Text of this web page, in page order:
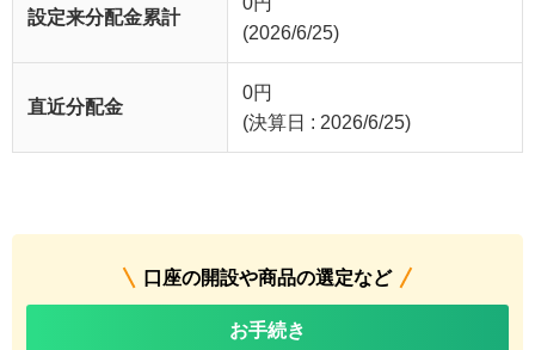
設定来分配金累計
(2026/6/25)
直近分配金
0円
(決算日 : 2026/6/25)
口座の開設や商品の選定など
お手続き